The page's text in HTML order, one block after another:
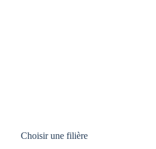
Choisir une filière